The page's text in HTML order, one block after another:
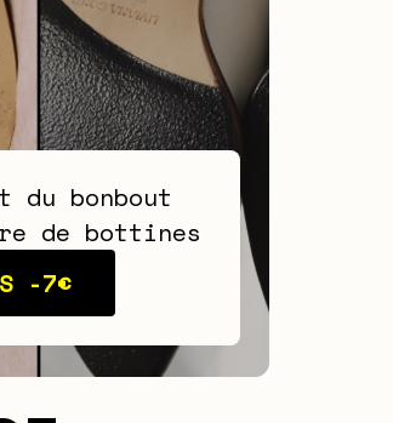
du bonbout
de bottines
-7€